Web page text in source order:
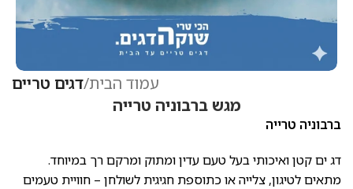
עמוד הבית דגים טריים
מגש ברבוניה טרייה
ברבוניה טרייה
דג ים קטן ואיכותי בעל טעם עדין ומתוק ומרקם רך במיוחד.
מתאים לטיגון, צלייה או כתוספת חגיגית לשולחן – חוויית טעמים